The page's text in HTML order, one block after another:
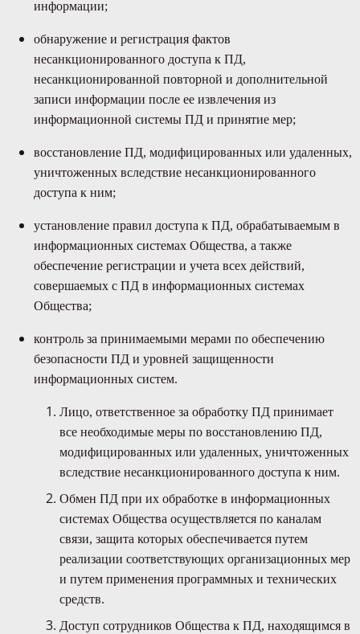
информации;
обнаружение и регистрация фактов
несанкционированного доступа к ПД,
несанкционированной повторной и дополнительной
записи информации после ее извлечения из
информационной системы ПД и принятие мер;
восстановление ПД, модифицированных или удаленных,
уничтоженных вследствие несанкционированного
доступа к ним;
установление правил доступа к ПД, обрабатываемым в
информационных системах Общества, а также
обеспечение регистрации и учета всех действий,
совершаемых с ПД в информационных системах
Общества;
контроль за принимаемыми мерами по обеспечению
безопасности ПД и уровней защищенности
информационных систем.
Лицо, ответственное за обработку ПД принимает
все необходимые меры по восстановлению ПД,
модифицированных или удаленных, уничтоженных
вследствие несанкционированного доступа к ним.
Обмен ПД при их обработке в информационных
системах Общества осуществляется по каналам
связи, защита которых обеспечивается путем
реализации соответствующих организационных мер
и путем применения программных и технических
средств.
Доступ сотрудников Общества к ПД, находящимся в